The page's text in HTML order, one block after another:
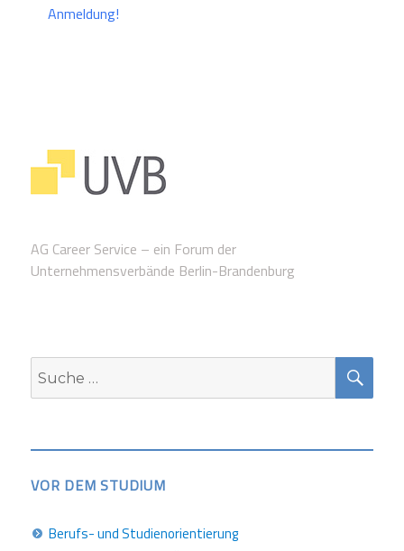
Anmeldung!
AG Career Service – ein Forum der
Unternehmensverbände Berlin-Brandenburg
Suche
nach:
VOR DEM STUDIUM
Berufs- und Studienorientierung